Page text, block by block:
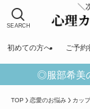
SEARCH
初めての方へ ご予約
◎服部希美
TOP 恋愛のお悩み カッ